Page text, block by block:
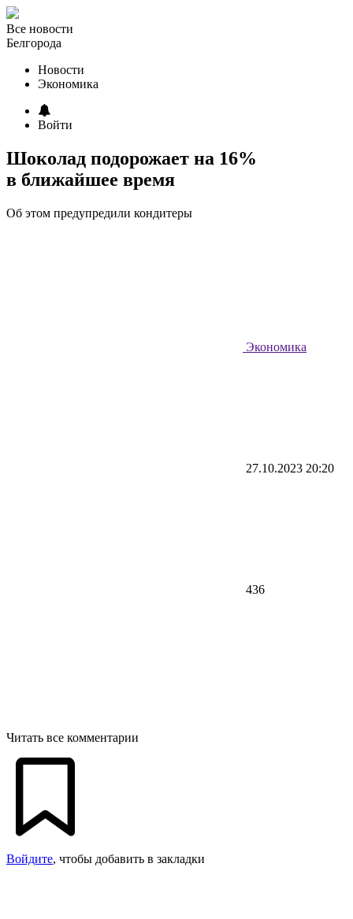
Все новости
Белгорода
Новости
Экономика
Войти
Шоколад подорожает на 16%
в ближайшее время
Об этом предупредили кондитеры
Экономика
27.10.2023 20:20
436
Читать все комментарии
Войдите, чтобы добавить в закладки